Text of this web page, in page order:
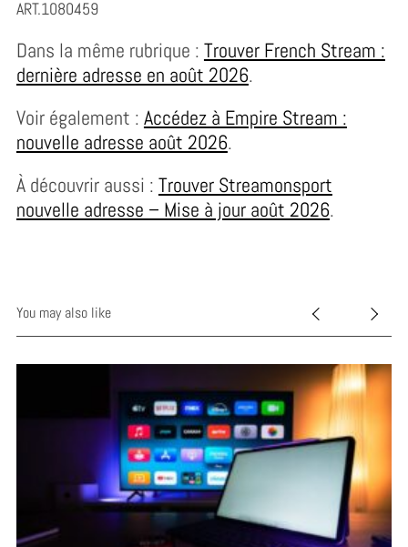
ART.1080459
Dans la même rubrique : Trouver French Stream :
dernière adresse en août 2026.
Voir également : Accédez à Empire Stream :
nouvelle adresse août 2026.
À découvrir aussi : Trouver Streamonsport
nouvelle adresse – Mise à jour août 2026.
You may also like